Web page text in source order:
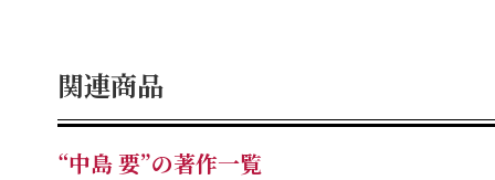
関連商品
“中島 要”の著作一覧